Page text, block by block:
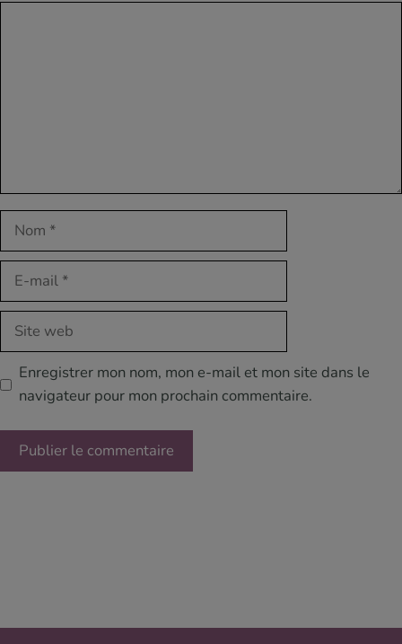
Nom
Site
Enregistrer mon nom, mon e-mail et mon site dans le
navigateur pour mon prochain commentaire.